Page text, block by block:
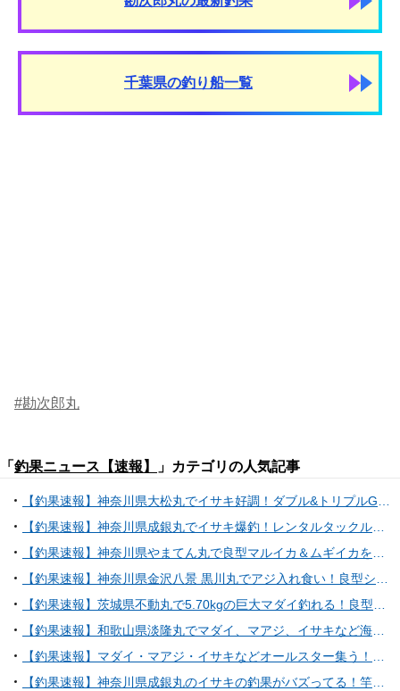
千葉県の釣り船一覧
#勘次郎丸
「 釣果ニュース【速報】 」カテゴリの人気記事
【釣果速報】神奈川県大松丸でイサキ好調！ダブル&トリプルGETで竿頭はどっさり90匹！乗船するなら今でしょ！
【釣果速報】神奈川県成銀丸でイサキ爆釣！レンタルタックルの方も大健闘！35cmの良型もヒットし文句なしの好釣果！
【釣果速報】神奈川県やまてん丸で良型マルイカ＆ムギイカをゲット！ショートマルイカ船で人気魚種を狙うなら今がチャンス！
【釣果速報】神奈川県金沢八景 黒川丸でアジ入れ食い！良型シロギスも！好調な今シーズン、自己最高記録を狙ってみませんか？
【釣果速報】茨城県不動丸で5.70kgの巨大マダイ釣れる！良型ウマズラもキャッチ！順調にサイズアップしているターゲットをキャッチしに行こう！
【釣果速報】和歌山県淡隆丸でマダイ、マアジ、イサキなど海の人気者を次々GET！多種多様な魚と出会いたいなら今すぐ乗船を！
【釣果速報】マダイ・マアジ・イサキなどオールスター集う！人気魚種をバラエティ豊かに釣りたいなら和歌山県淡隆丸に乗船だ！
【釣果速報】神奈川県成銀丸のイサキの釣果がバズってる！竿頭100匹オーバー！釣れすぎて笑いが止まらない釣行を体験してみませんか？